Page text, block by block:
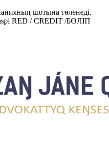
шотына төленеді.
RED / CREDIT /БӨЛІП